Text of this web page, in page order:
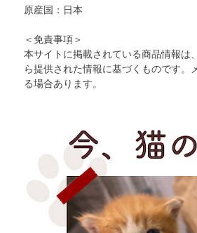
原産国：日本
＜免責事項＞
本サイトに掲載されている商品情報は
ら提供された情報に基づくものです。
る場合あります。